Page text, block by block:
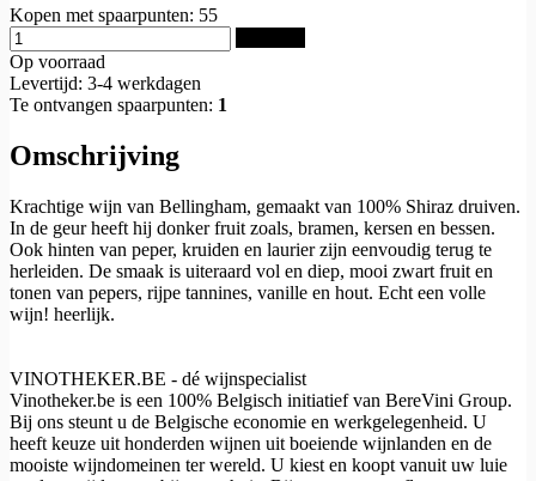
Kopen met spaarpunten: 55
Op voorraad
Levertijd: 3-4 werkdagen
Te ontvangen spaarpunten: 1
Omschrijving
Krachtige wijn van Bellingham, gemaakt van 100% Shiraz druiven.
In de geur heeft hij donker fruit zoals, bramen, kersen en bessen.
Ook hinten van peper, kruiden en laurier zijn eenvoudig terug te
herleiden. De smaak is uiteraard vol en diep, mooi zwart fruit en
tonen van pepers, rijpe tannines, vanille en hout. Echt een volle
wijn! heerlijk.
VINOTHEKER.BE - dé wijnspecialist
Vinotheker.be is een 100% Belgisch initiatief van BereVini Group.
Bij ons steunt u de Belgische economie en werkgelegenheid. U
heeft keuze uit honderden wijnen uit boeiende wijnlanden en de
mooiste wijndomeinen ter wereld. U kiest en koopt vanuit uw luie